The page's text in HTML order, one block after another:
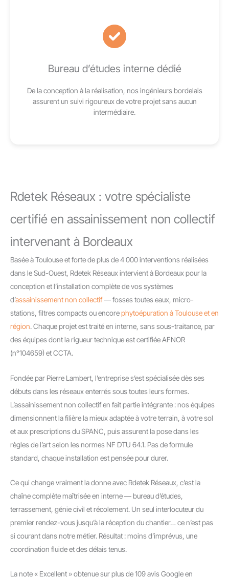
Bureau d’études interne dédié
De la conception à la réalisation, nos ingénieurs bordelais
assurent un suivi rigoureux de votre projet sans aucun
intermédiaire.
Rdetek Réseaux : votre spécialiste
certifié en assainissement non collectif
intervenant à Bordeaux
Basée à Toulouse et forte de plus de 4 000 interventions réalisées
dans le Sud-Ouest, Rdetek Réseaux intervient à Bordeaux pour la
conception et l’installation complète de vos systèmes
d’assainissement non collectif— fosses toutes eaux, micro-
stations, filtres compacts ou encorephytoépuration à Toulouse et en
région. Chaque projet est traité en interne, sans sous-traitance, par
des équipes dont la rigueur technique est certifiée AFNOR
(n°104659) et CCTA.
Fondée par Pierre Lambert, l’entreprise s’est spécialisée dès ses
débuts dans les réseaux enterrés sous toutes leurs formes.
L’assainissement non collectif en fait partie intégrante : nos équipes
dimensionnent la filière la mieux adaptée à votre terrain, à votre sol
et aux prescriptions du SPANC, puis assurent la pose dans les
règles de l’art selon les normes NF DTU 64.1. Pas de formule
standard, chaque installation est pensée pour durer.
Ce qui change vraiment la donne avec Rdetek Réseaux, c’est la
chaîne complète maîtrisée en interne — bureau d’études,
terrassement, génie civil et récolement. Un seul interlocuteur du
premier rendez-vous jusqu’à la réception du chantier… ce n’est pas
si courant dans notre métier. Résultat : moins d’imprévus, une
coordination fluide et des délais tenus.
La note « Excellent » obtenue sur plus de 109 avis Google en